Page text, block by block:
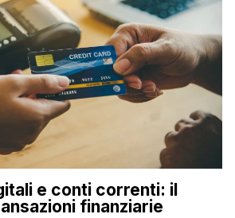
e conti correnti: il
finanziarie